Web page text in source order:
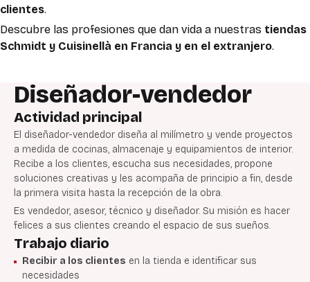
clientes.
Descubre las profesiones que dan vida a nuestras tiendas
Schmidt y Cuisinellà en Francia y en el extranjero.
Diseñador-vendedor
Actividad principal
El diseñador-vendedor diseña al milímetro y vende proyectos
a medida de cocinas, almacenaje y equipamientos de interior.
Recibe a los clientes, escucha sus necesidades, propone
soluciones creativas y les acompaña de principio a fin, desde
la primera visita hasta la recepción de la obra.
Es vendedor, asesor, técnico y diseñador. Su misión es hacer
felices a sus clientes creando el espacio de sus sueños.
Trabajo diario
Recibir a los clientes en la tienda e identificar sus
necesidades